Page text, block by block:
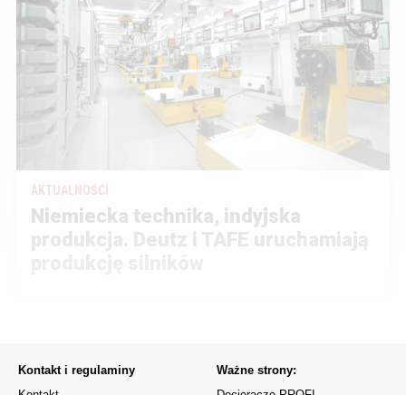
AKTUALNOŚCI
Niemiecka technika, indyjska
produkcja. Deutz i TAFE uruchamiają
Kontakt i regulaminy
Ważne strony: